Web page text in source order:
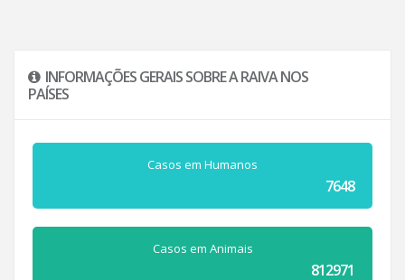
INFORMAÇÕES GERAIS SOBRE A RAIVA NOS
PAÍSES
Casos em Humanos
7648
Casos em Animais
812971